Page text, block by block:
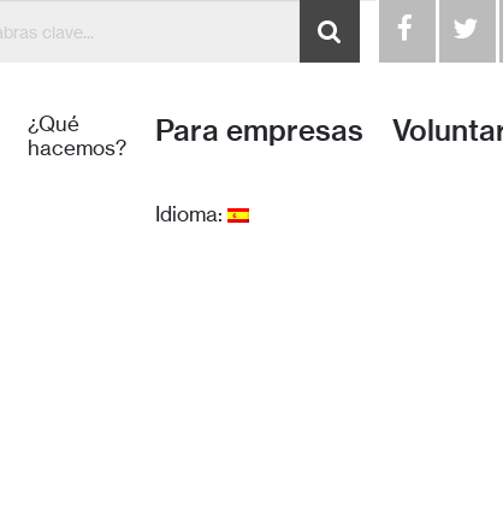
¿Qué
hacemos?
Para empresas
Idioma: